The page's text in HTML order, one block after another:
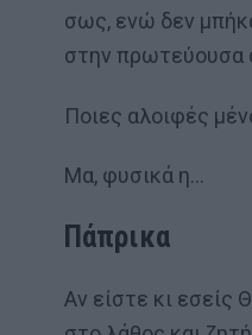
σως, ενώ δεν
στην πρωτεύουσα
Ποιες αλοιφές
Μα, φυσικά η…
Πάπρικα
Αν είστε κι εσείς